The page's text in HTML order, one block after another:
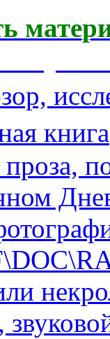
книга